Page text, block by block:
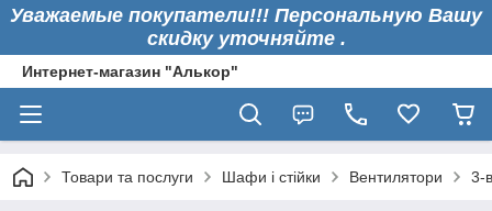
Уважаемые покупатели!!! Персональную Вашу
скидку уточняйте .
Интернет-магазин "Алькор"
Товари та послуги Шафи і стійки Вентилятори 3-